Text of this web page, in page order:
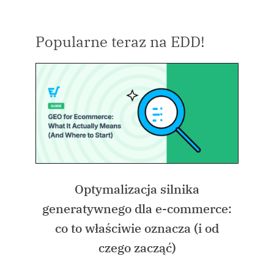
Popularne teraz na EDD!
Optymalizacja silnika
generatywnego dla e-commerce:
co to właściwie oznacza (i od
czego zacząć)